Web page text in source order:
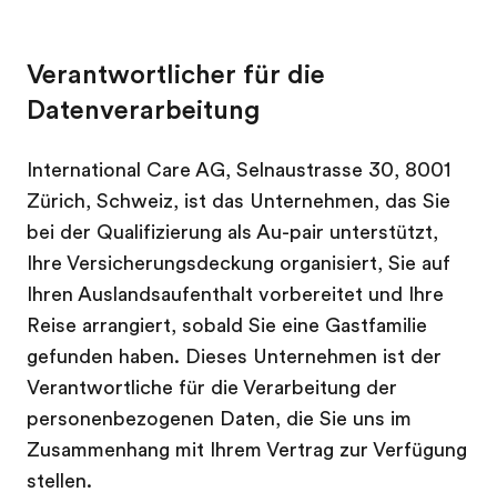
Verantwortlicher für die
Datenverarbeitung
International Care AG, Selnaustrasse 30, 8001
Zürich, Schweiz, ist das Unternehmen, das Sie
bei der Qualifizierung als Au-pair unterstützt,
Ihre Versicherungsdeckung organisiert, Sie auf
Ihren Auslandsaufenthalt vorbereitet und Ihre
Reise arrangiert, sobald Sie eine Gastfamilie
gefunden haben. Dieses Unternehmen ist der
Verantwortliche für die Verarbeitung der
personenbezogenen Daten, die Sie uns im
Zusammenhang mit Ihrem Vertrag zur Verfügung
stellen.